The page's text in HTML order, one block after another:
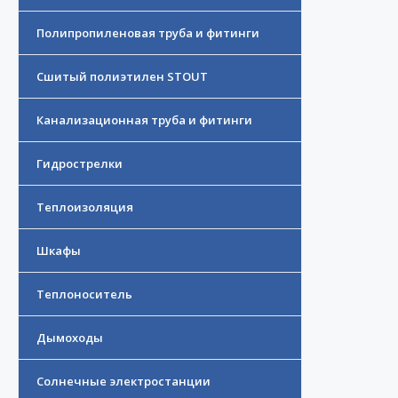
Полипропиленовая труба и фитинги
Сшитый полиэтилен STOUT
Канализационная труба и фитинги
Гидрострелки
Теплоизоляция
Шкафы
Теплоноситель
Дымоходы
Солнечные электростанции